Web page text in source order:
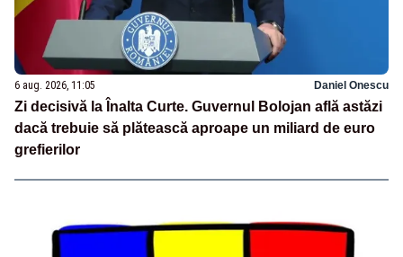
6 aug. 2026, 11:05 Daniel Onescu
Zi decisivă la Înalta Curte. Guvernul Bolojan află astăzi
dacă trebuie să plătească aproape un miliard de euro
grefierilor